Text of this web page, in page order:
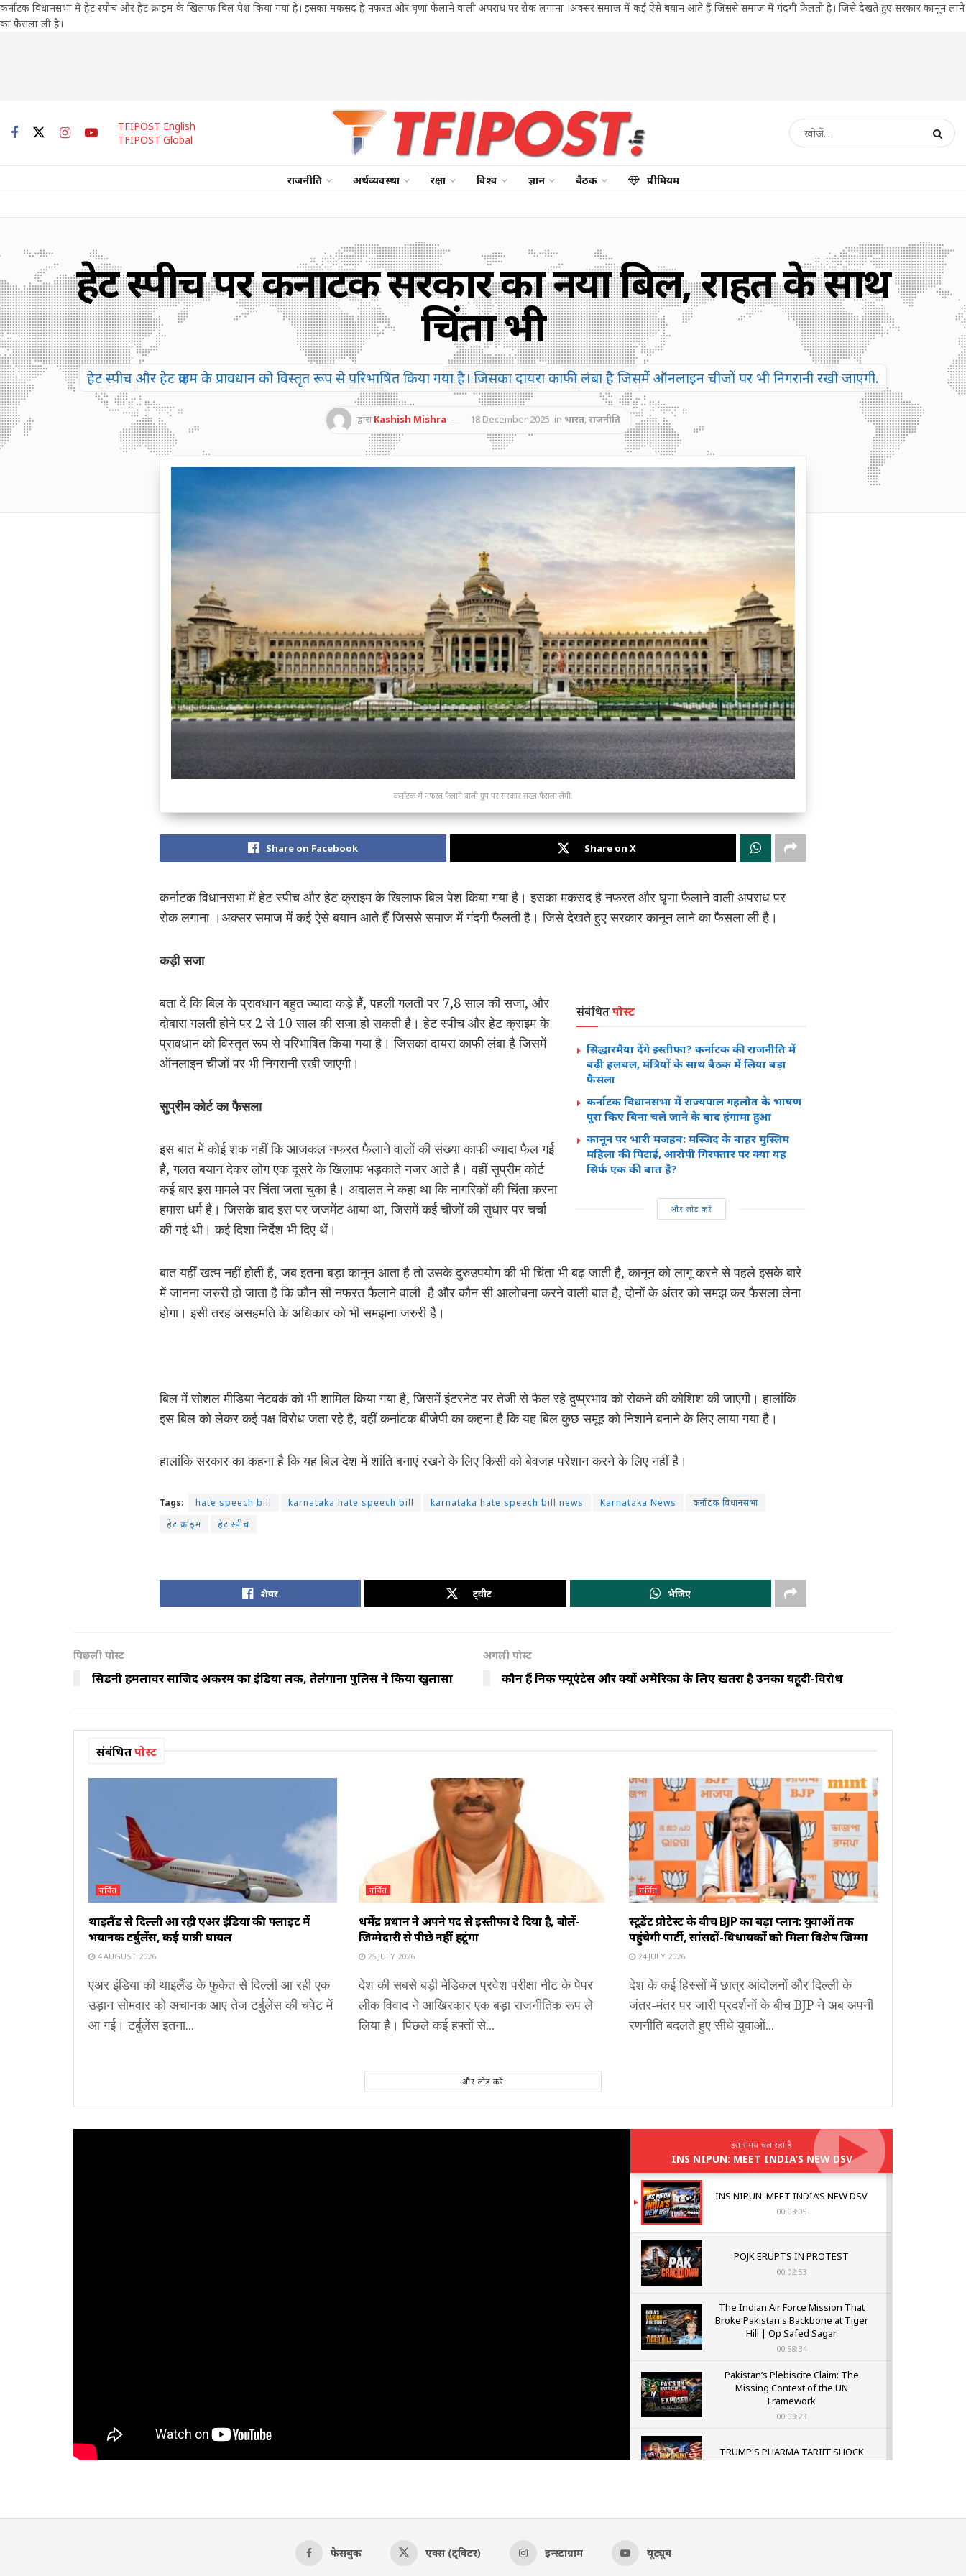
कर्नाटक विधानसभा में हेट स्पीच और हेट क्राइम के खिलाफ बिल पेश किया गया है। इसका मकसद है नफरत और घृणा फैलाने वाली अपराध पर रोक लगाना ।अक्सर समाज में कई ऐसे बयान आते हैं जिससे समाज में गंदगी फैलती है। जिसे देखते हुए सरकार कानून लाने
का फैसला ली है।
TFIPOST English
TFIPOST Global
राजनीति अर्थव्यवस्था रक्षा विश्व ज्ञान बैठक प्रीमियम
हेट स्पीच पर कर्नाटक सरकार का नया बिल, राहत के साथ
चिंता भी
हेट स्पीच और हेट क्राइम के प्रावधान को विस्तृत रूप से परिभाषित किया गया है। जिसका दायरा काफी लंबा है जिसमें ऑनलाइन चीजों पर भी निगरानी रखी जाएगी.
द्वारा Kashish Mishra 18 December 2025 in भारत,राजनीति
कर्नाटक में नफरत फैलाने वाली ग्रुप पर सरकार सख्त फैसला लेगी.
Share on Facebook Share on X
कर्नाटक विधानसभा में हेट स्पीच और हेट क्राइम के खिलाफ बिल पेश किया गया है। इसका मकसद है नफरत और घृणा फैलाने वाली अपराध पर
रोक लगाना ।अक्सर समाज में कई ऐसे बयान आते हैं जिससे समाज में गंदगी फैलती है। जिसे देखते हुए सरकार कानून लाने का फैसला ली है।
कड़ी सजा
संबंधितपोस्ट
सिद्धारमैया देंगे इस्तीफा? कर्नाटक की राजनीति में
बढ़ी हलचल, मंत्रियों के साथ बैठक में लिया बड़ा
फैसला
कर्नाटक विधानसभा में राज्यपाल गहलोत के भाषण
पूरा किए बिना चले जाने के बाद हंगामा हुआ
कानून पर भारी मजहब: मस्जिद के बाहर मुस्लिम
महिला की पिटाई, आरोपी गिरफ्तार पर क्या यह
सिर्फ एक की बात है?
और लोड करें
बता दें कि बिल के प्रावधान बहुत ज्यादा कड़े हैं, पहली गलती पर 7,8 साल की सजा, और
दोबारा गलती होने पर 2 से 10 साल की सजा हो सकती है। हेट स्पीच और हेट क्राइम के
प्रावधान को विस्तृत रूप से परिभाषित किया गया है। जिसका दायरा काफी लंबा है जिसमें
ऑनलाइन चीजों पर भी निगरानी रखी जाएगी।
सुप्रीम कोर्ट का फैसला
इस बात में कोई शक नहीं कि आजकल नफरत फैलाने वालों की संख्या काफी ज्यादा फैल गई
है, गलत बयान देकर लोग एक दूसरे के खिलाफ भड़काते नजर आते हैं। वहीं सुप्रीम कोर्ट
कई बार इस मामले पर चिंता जता चुका है। अदालत ने कहा था कि नागरिकों की चिंता करना
हमारा धर्म है। जिसके बाद इस पर जजमेंट आया था, जिसमें कई चीजों की सुधार पर चर्चा
की गई थी। कई दिशा निर्देश भी दिए थें।
बात यहीं खत्म नहीं होती है, जब इतना बड़ा कानून आता है तो उसके दुरुउपयोग की भी चिंता भी बढ़ जाती है, कानून को लागू करने से पहले इसके बारे
में जानना जरुरी हो जाता है कि कौन सी नफरत फैलाने वाली है और कौन सी आलोचना करने वाली बात है, दोनों के अंतर को समझ कर फैसला लेना
होगा। इसी तरह असहमति के अधिकार को भी समझना जरुरी है।
बिल में सोशल मीडिया नेटवर्क को भी शामिल किया गया है, जिसमें इंटरनेट पर तेजी से फैल रहे दुष्प्रभाव को रोकने की कोशिश की जाएगी। हालांकि
इस बिल को लेकर कई पक्ष विरोध जता रहे है, वहीं कर्नाटक बीजेपी का कहना है कि यह बिल कुछ समूह को निशाने बनाने के लिए लाया गया है।
हालांकि सरकार का कहना है कि यह बिल देश में शांति बनाएं रखने के लिए किसी को बेवजह परेशान करने के लिए नहीं है।
Tags: hate speech bill karnataka hate speech bill karnataka hate speech bill news Karnataka News
कर्नाटक विधानसभा
हेट क्राइम
हेट स्पीच
शेयर ट्वीट भेजिए
पिछली पोस्ट
सिडनी हमलावर साजिद अकरम का इंडिया लिंक, तेलंगाना पुलिस ने किया खुलासा
अगली पोस्ट
कौन हैं निक फ्यूएंटेस और क्यों अमेरिका के लिए ख़तरा है उनका यहूदी-विरोध
संबंधितपोस्ट
चर्चित
थाइलैंड से दिल्ली आ रही एअर इंडिया की फ्लाइट में
भयानक टर्बुलेंस, कई यात्री घायल
4 AUGUST 2026
एअर इंडिया की थाइलैंड के फुकेत से दिल्ली आ रही एक
उड़ान सोमवार को अचानक आए तेज टर्बुलेंस की चपेट में
आ गई। टर्बुलेंस इतना...
चर्चित
धर्मेंद्र प्रधान ने अपने पद से इस्तीफा दे दिया है, बोलें-
जिम्मेदारी से पीछे नहीं हटूंगा
25 JULY 2026
देश की सबसे बड़ी मेडिकल प्रवेश परीक्षा नीट के पेपर
लीक विवाद ने आखिरकार एक बड़ा राजनीतिक रूप ले
लिया है। पिछले कई हफ्तों से...
चर्चित
स्टूडेंट प्रोटेस्ट के बीच BJP का बड़ा प्लान: युवाओं तक
पहुंचेगी पार्टी, सांसदों-विधायकों को मिला विशेष जिम्मा
24 JULY 2026
देश के कई हिस्सों में छात्र आंदोलनों और दिल्ली के
जंतर-मंतर पर जारी प्रदर्शनों के बीच BJP ने अब अपनी
रणनीति बदलते हुए सीधे युवाओं...
और लोड करें
इस समय चल रहा है
INS NIPUN: MEET INDIA’S NEW DSV
INS NIPUN: MEET INDIA’S NEW DSV
00:03:05
POJK ERUPTS IN PROTEST
00:02:53
The Indian Air Force Mission That
Broke Pakistan's Backbone at Tiger
Hill | Op Safed Sagar
00:58:34
Pakistan’s Plebiscite Claim: The
Missing Context of the UN
Framework
00:03:23
TRUMP'S PHARMA TARIFF SHOCK
फेसबुक एक्स (ट्विटर) इन्स्टाग्राम यूट्यूब